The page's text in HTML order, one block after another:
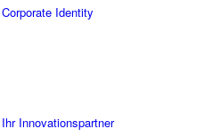
Corporate Identity
Ihr Innovationspartner